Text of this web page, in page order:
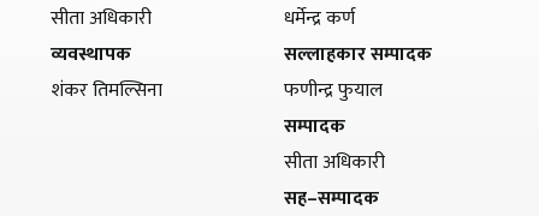
सीता अधिकारी
व्यवस्थापक
शंकर तिमल्सिना
धर्मेन्द्र कर्ण
सल्लाहकार सम्पादक
फणीन्द्र फुयाल
सम्पादक
सीता अधिकारी
सह–सम्पादक